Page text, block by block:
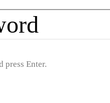
press Enter.